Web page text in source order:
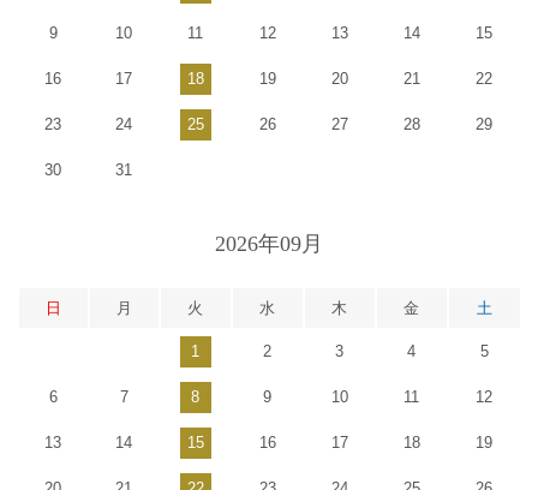
9 10 11 12 13 14 15
16 17 18 19 20 21 22
23 24 25 26 27 28 29
30 31
2026年09月
日 月 火 水 木 金 土
1 2 3 4 5
6 7 8 9 10 11 12
13 14 15 16 17 18 19